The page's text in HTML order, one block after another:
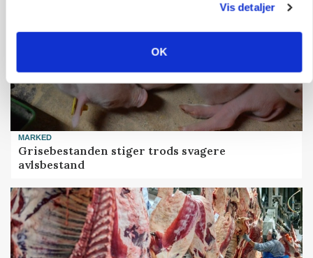
Vis detaljer
OK
MARKED
Grisebestanden stiger trods svagere
avlsbestand